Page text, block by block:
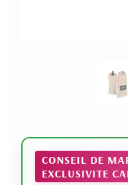
CONSEIL DE
EXCLUSIVITE